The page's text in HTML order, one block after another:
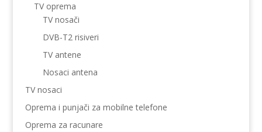
TV oprema
TV nosači
DVB-T2 risiveri
TV antene
Nosaci antena
TV nosaci
Oprema i punjači za mobilne telefone
Oprema za racunare